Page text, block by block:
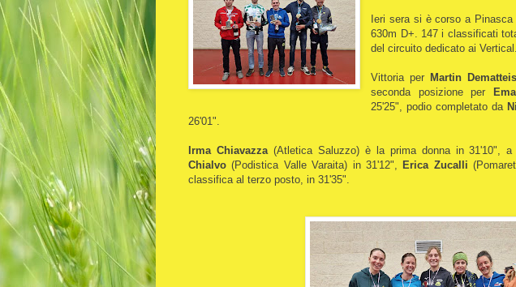
Ieri sera si è corso a
630m D+. 147 i classificati
del circuito dedicato ai Vertical.
Vittoria per Martin Dematteis
seconda posizione per
25'25", podio completato da
26'01".
Irma Chiavazza(Atletica Saluzzo) è la prima donna in 31'10", a
Chialvo (Podistica Valle Varaita) in 31'12", Erica Zucalli
classifica al terzo posto, in 31'35".